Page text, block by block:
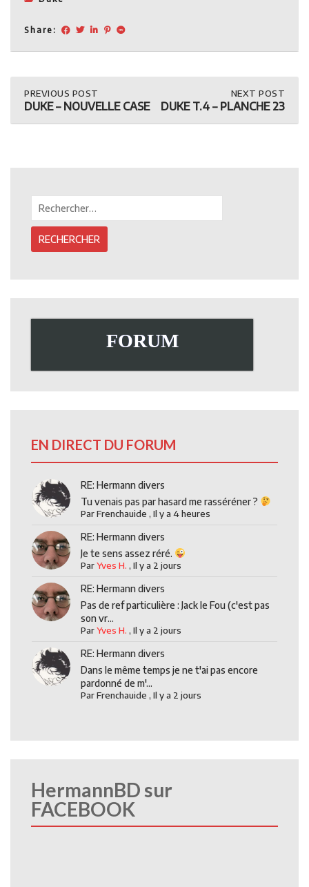
Share:
Post
navigation
PREVIOUS
POST:
–
PREVIOUS POST
DUKE – NOUVELLE CASE
POST:
T.4
NEXT POST
DUKE T.4 – PLANCHE 23
FORUM
EN DIRECT DU FORUM
RE: Hermann divers
Tu venais pas par hasard me rasséréner ?
ParFrenchauide ,Il y a 4 heures
RE: Hermann divers
Je te sens assez réré.
ParYves H. ,Il y a 2 jours
RE: Hermann divers
Pas de ref particulière : Jack le Fou (c'est pas
son vr...
ParYves H. ,Il y a 2 jours
RE: Hermann divers
Dans le même temps je ne t'ai pas encore
pardonné de m'...
ParFrenchauide ,Il y a 2 jours
HermannBD sur
FACEBOOK